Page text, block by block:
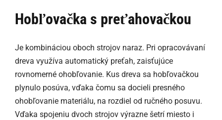
Hobľovačka s preťahovačkou
Je kombináciou oboch strojov naraz. Pri opracovávaní
dreva využíva automatický preťah, zaisťujúce
rovnomerné ohobľovanie. Kus dreva sa hobľovačkou
plynulo posúva, vďaka čomu sa docieli presného
ohobľovanie materiálu, na rozdiel od ručného posuvu.
Vďaka spojeniu dvoch strojov výrazne šetrí miesto i